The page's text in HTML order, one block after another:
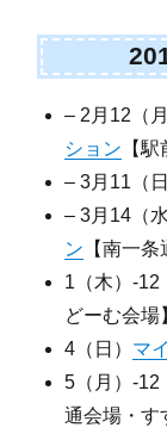
– 2月12（
ション 【
– 3月11（
– 3月14（水
ン 【南一条
1（木）-12
どーむ会場
4（日） マ
5（月）-12
通会場・す